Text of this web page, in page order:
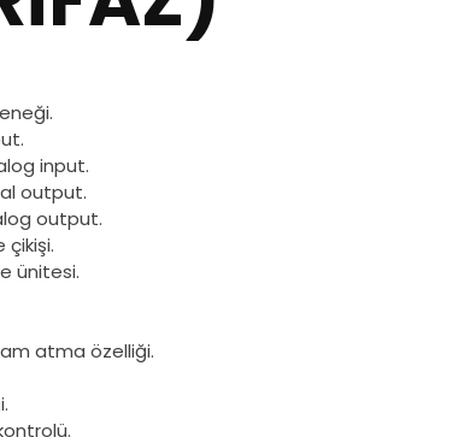
input.
output.
output.
ünitesi.
atma özelliği.